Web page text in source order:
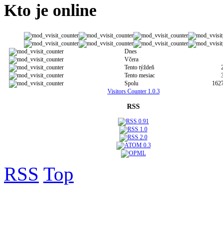
Kto je online
Dnes
Včera
Tento týždeň
Tento mesiac
Spolu
Visitors Counter 1.0.3
RSS
RSS Top